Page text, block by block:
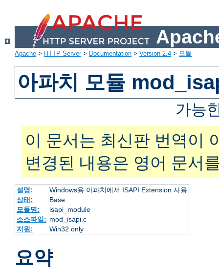
Apache > HTTP Server> Documentation > Version 2.4 > 모듈
아파치 모듈
가능
이 문서는 최신판 번역이
변경된 내용은 영어 문서
설명:
Windows용 아파치에서 ISAPI Extension 사용
상태:
Base
모듈명:
isapi_module
소스파일: mod_isapi.c
지원:
Win32 only
요약